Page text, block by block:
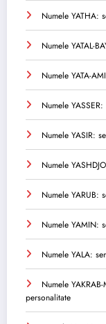
Numele YATHA:
Numele YATAL-
Numele YATA-
Numele
Numele YASIR:
Numele
Numele YARUB:
Numele YAMIN:
Numele YALA:
Numele
personalitate